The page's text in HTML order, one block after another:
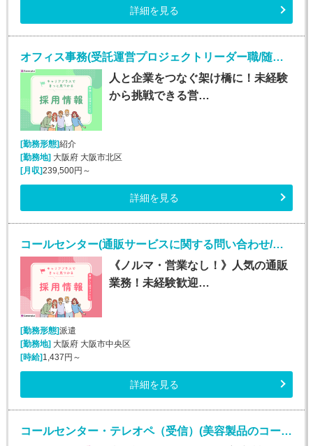
詳細を見る
オフィス事務(受託運営プロジェクトリーダー職/随時入社)
人と企業をつなぐ架け橋に！未経験
から挑戦できる営…
[勤務形態]紹介
[勤務地]大阪府 大阪市北区
[月収]239,500円～
詳細を見る
コールセンター(通販サービスに関する問い合わせ/平日のみ/未経験OK)
《ノルマ・営業なし！》人気の通販
業務！未経験歓迎…
[勤務形態]派遣
[勤務地] 大阪府 大阪市中央区
[時給] 1,437円～
詳細を見る
コールセンター・テレオペ（受信）(美容製品のコールセンタースタッフ)